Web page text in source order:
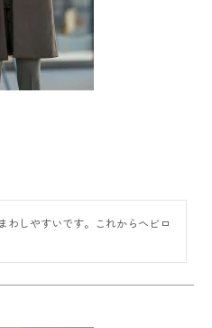
わしやすいです。これからヘビロ